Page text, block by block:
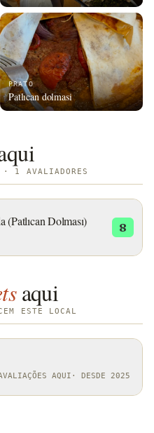
PRATO
Patlıcan dolmasi
· 1 AVALIADORES
(Patlıcan Dolması) 8
aqui
ESTE LOCAL
AQUI · DESDE 2025